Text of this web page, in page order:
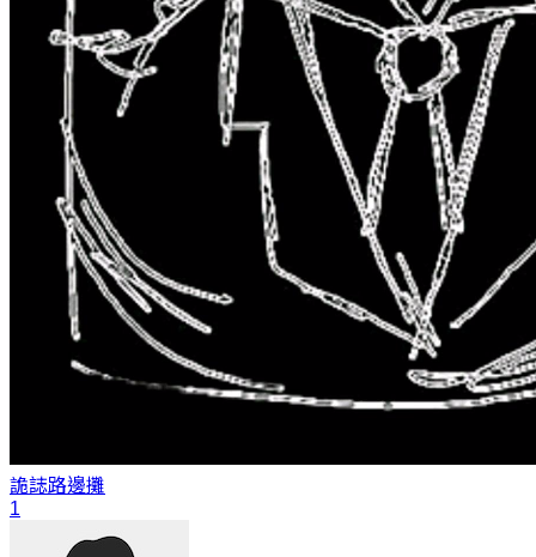
詭誌路邊攤
1